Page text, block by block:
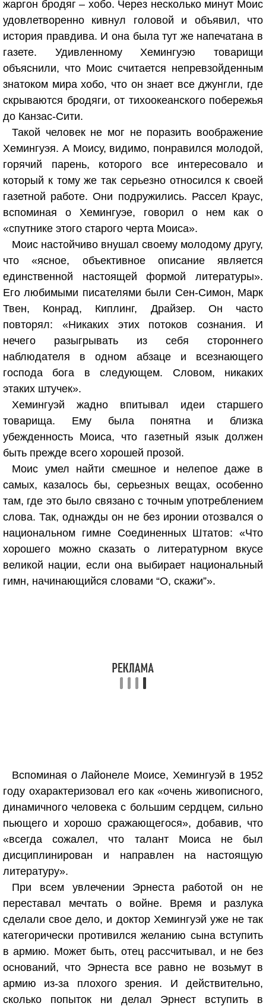
жаргон бродяг – хобо. Через несколько минут Моис
удовлетворенно кивнул головой и объявил, что
история правдива. И она была тут же напечатана в
газете. Удивленному Хемингуэю товарищи
объяснили, что Моис считается непревзойденным
знатоком мира хобо, что он знает все джунгли, где
скрываются бродяги, от тихоокеанского побережья
до Канзас-Сити.
Такой человек не мог не поразить воображение
Хемингуэя. А Моису, видимо, понравился молодой,
горячий парень, которого все интересовало и
который к тому же так серьезно относился к своей
газетной работе. Они подружились. Рассел Краус,
вспоминая о Хемингуэе, говорил о нем как о
«спутнике этого старого черта Моиса».
Моис настойчиво внушал своему молодому другу,
что «ясное, объективное описание является
единственной настоящей формой литературы».
Его любимыми писателями были Сен-Симон, Марк
Твен, Конрад, Киплинг, Драйзер. Он часто
повторял: «Никаких этих потоков сознания. И
нечего разыгрывать из себя стороннего
наблюдателя в одном абзаце и всезнающего
господа бога в следующем. Словом, никаких
этаких штучек».
Хемингуэй жадно впитывал идеи старшего
товарища. Ему была понятна и близка
убежденность Моиса, что газетный язык должен
быть прежде всего хорошей прозой.
Моис умел найти смешное и нелепое даже в
самых, казалось бы, серьезных вещах, особенно
там, где это было связано с точным употреблением
слова. Так, однажды он не без иронии отозвался о
национальном гимне Соединенных Штатов: «Что
хорошего можно сказать о литературном вкусе
великой нации, если она выбирает национальный
гимн, начинающийся словами “О, скажи”».
Вспоминая о Лайонеле Моисе, Хемингуэй в 1952
году охарактеризовал его как «очень живописного,
динамичного человека с большим сердцем, сильно
пьющего и хорошо сражающегося», добавив, что
«всегда сожалел, что талант Моиса не был
дисциплинирован и направлен на настоящую
литературу».
При всем увлечении Эрнеста работой он не
переставал мечтать о войне. Время и разлука
сделали свое дело, и доктор Хемингуэй уже не так
категорически противился желанию сына вступить
в армию. Может быть, отец рассчитывал, и не без
оснований, что Эрнеста все равно не возьмут в
армию из-за плохого зрения. И действительно,
сколько попыток ни делал Эрнест вступить в